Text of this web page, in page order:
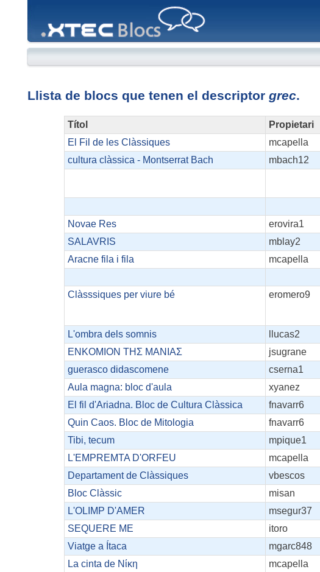
Llista de blocs que tenen el descriptor grec.
Títol Propietari
El Fil de les Clàssiques
mcapella
cultura clàssica - Montserrat Bach
mbach12
Novae Res
erovira1
SALAVRIS
mblay2
Aracne fila i fila
mcapella
Clàsssiques per viure bé
eromero9
L'ombra dels somnis
llucas2
ΕΝΚΟΜΙΟΝ ΤΗΣ ΜΑΝΙΑΣ
jsugrane
guerasco didascomene
cserna1
Aula magna: bloc d'aula
xyanez
El fil d'Ariadna. Bloc de Cultura Clàssica
fnavarr6
Quin Caos. Bloc de Mitologia
fnavarr6
Tibi, tecum
mpique1
L'EMPREMTA D'ORFEU
mcapella
Departament de Clàssiques
vbescos
Bloc Clàssic
misan
L'OLIMP D'AMER
msegur37
SEQUERE ME
itoro
Viatge a Ítaca
mgarc848
La cinta de Νίκη
mcapella